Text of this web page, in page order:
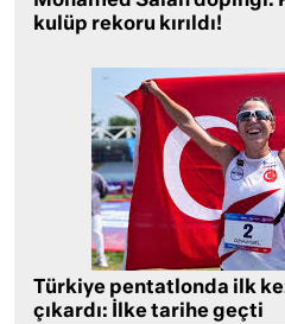
kulüp rekoru kırıldı!
Türkiye pentatlonda ilk
çıkardı: İlke tarihe geçti